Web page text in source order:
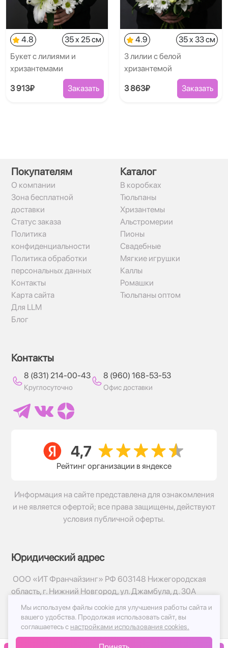
4.8
35 x 25 см
Букет с лилиями и
хризантемами
3 913₽ Заказать
4.9
35 x 33 см
3 лилии с белой
хризантемой
3 863₽ Заказать
Покупателям
О компании
Зона бесплатной
доставки
Статус заказа
Политика
конфиденциальности
Политика обработки
персональных данных
Контакты
Карта сайта
Для LLM
Блог
Каталог
В коробках
Тюльпаны
Хризантемы
Альстромерии
Пионы
Свадебные
Мягкие игрушки
Каллы
Ромашки
Тюльпаны оптом
Контакты
8 (831) 214-00-43
Круглосуточно
8 (960) 168-53-53
Офис доставки
Рейтинг организации в яндексе
Информация на сайте представлена для ознакомления
и не является офертой; все права защищены, действуют
условия публичной оферты.
Юридический адрес
ООО «ИТ Франчайзинг» РФ 603148 Нижегородская
область, г. Нижний Новгород, ул. Джамбула, д. 30А
© 2017-2026г, База Цветов 24.ру
Политика конфиденциальности
Публичная оферта
Мы используем файлы cookie для улучшения работы сайта и
вашего удобства. Продолжая использовать сайт, вы
соглашаетесь с настройками использования cookies.